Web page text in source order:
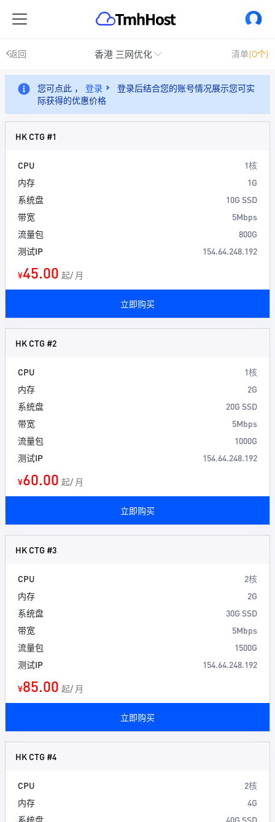
返回 香港 三网优化 清单(0个)
您可点此 ， 登录
登录后结合您的账号情况展示您可实
际获得的优惠价格
HK CTG #1
CPU
1核
内存
1G
系统盘
10G SSD
带宽
5Mbps
流量包
800G
测试IP
154.64.248.192
¥45.00 起/ 月
立即购买
HK CTG #2
CPU
1核
内存
2G
系统盘
20G SSD
带宽
5Mbps
流量包
1000G
测试IP
154.64.248.192
¥60.00 起/ 月
立即购买
HK CTG #3
CPU
2核
内存
2G
系统盘
30G SSD
带宽
5Mbps
流量包
1500G
测试IP
154.64.248.192
¥85.00 起/ 月
立即购买
HK CTG #4
CPU
2核
内存
4G
系统盘
40G SSD